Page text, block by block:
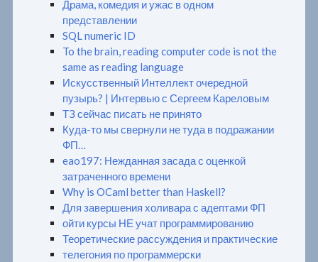
Драма, комедия и ужас в одном
представлении
SQL numeric ID
To the brain, reading computer code is not the
same as reading language
Искусственный Интеллект очередной
пузырь? | Интервью с Сергеем Кареловым
ТЗ сейчас писать не принято
Куда-то мы свернули не туда в подражании
ФП…
eao197: Нежданная засада с оценкой
затраченного времени
Why is OCaml better than Haskell?
Для завершения холивара с адептами ФП
ойти курсы НЕ учат программированию
Теоретические рассуждения и практические
телегония по программерски